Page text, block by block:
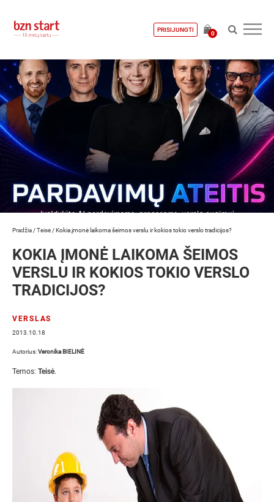
PRISIJUNGTI
0
Pradžia /Teisė /Kokia įmonė laikoma šeimos verslu ir kokios tokio verslo tradicijos?
KOKIA ĮMONĖ LAIKOMA ŠEIMOS
VERSLU IR KOKIOS TOKIO VERSLO
TRADICIJOS?
VERSLAS
2013.10.18
Autorius:Veronika BIELINĖ
Temos: Teisė.